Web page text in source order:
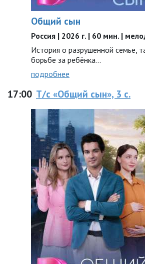
Общий сын
Россия | 2026 г. | 60 мин. |
История о разрушенной семье,
борьбе за ребёнка...
подробнее
17:00 Т/с «Общий сын», 3 с.